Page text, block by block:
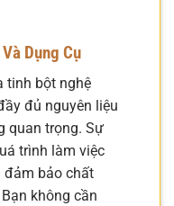
Dụng Cụ
tinh bột nghệ
đủ nguyên liệu
quan trọng. Sự
trình làm việc
đảm bảo chất
không cần